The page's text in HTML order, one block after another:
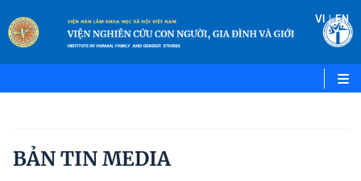
VI |EN
BẢN TIN MEDIA